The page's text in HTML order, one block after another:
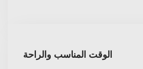
الوقت المناسب والراحة